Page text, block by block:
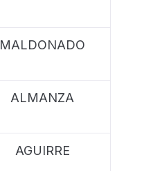
MALDONADO
ALMANZA
AGUIRRE